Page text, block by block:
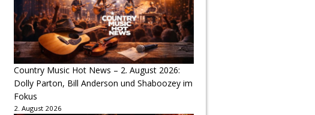
Country Music Hot News – 2. August 2026:
Dolly Parton, Bill Anderson und Shaboozey im
Fokus
2. August 2026